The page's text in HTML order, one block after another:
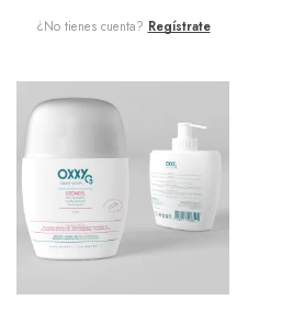
¿No tienes cuenta? Regístrate